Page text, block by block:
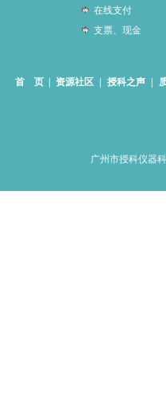
在线支付
支票、现金
首 页 资源社区 授科之声
广州市授科仪器